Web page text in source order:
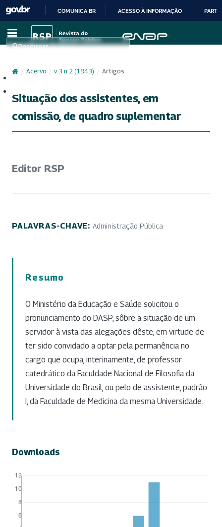
IR
PARA
CONTEÚDO
COMUNICA BR ACESSO À INFORMAÇÃO
Pesquisar
/ Acervo / v. 3 n. 2 (1943) / Artigos
Situação dos assistentes, em
comissão, de quadro suplementar
Editor RSP
PALAVRAS-CHAVE: Administração Pública
Resumo
O Ministério da Educação e Saúde solicitou o
pronunciamento do DASP, sôbre a situação de um
servidor à vista das alegações dêste, em virtude de
ter sido convidado a optar pela permanência no
cargo que ocupa, interinamente, de professor
catedrático da Faculdade Nacional de Filosofia da
Universidade do Brasil, ou pelo de assistente, padrão
I, da Faculdade de Medicina da mesma Universidade.
Downloads